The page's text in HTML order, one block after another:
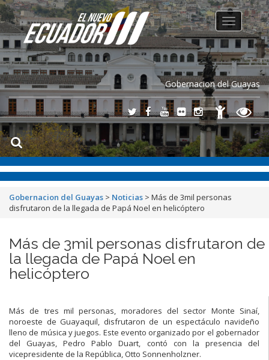
Gobernacion del Guayas
Toggle
navigation
Gobernacion del Guayas > Noticias > Más de 3mil personas
disfrutaron de la llegada de Papá Noel en helicóptero
Más de 3mil personas disfrutaron de
la llegada de Papá Noel en
helicóptero
Más de tres mil personas, moradores del sector Monte Sinaí,
noroeste de Guayaquil, disfrutaron de un espectáculo navideño
lleno de música y juegos. Este evento organizado por el gobernador
del Guayas, Pedro Pablo Duart, contó con la presencia del
vicepresidente de la República, Otto Sonnenholzner.